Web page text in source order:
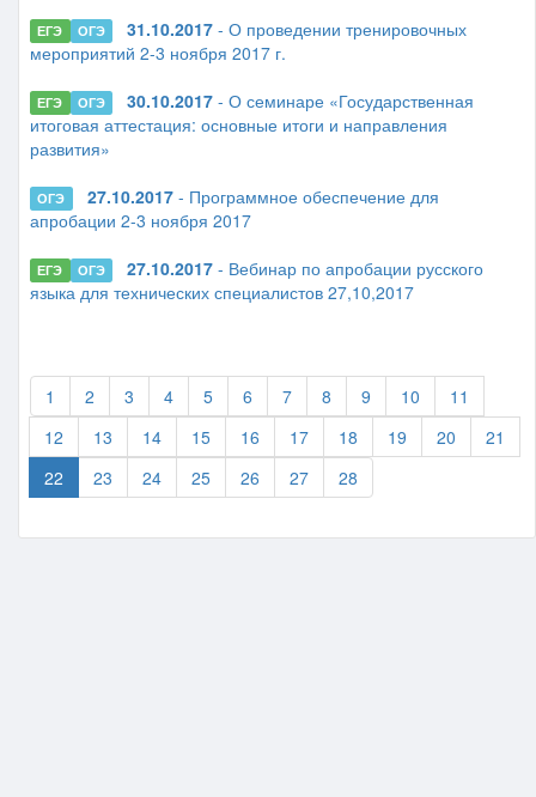
ЕГЭ ОГЭ 31.10.2017 - О проведении тренировочных
мероприятий 2-3 ноября 2017 г.
ЕГЭ ОГЭ 30.10.2017 - О семинаре «Государственная
итоговая аттестация: основные итоги и направления
развития»
ОГЭ 27.10.2017- Программное обеспечение для
апробации 2-3 ноября 2017
ЕГЭ ОГЭ 27.10.2017 - Вебинар по апробации русского
языка для технических специалистов 27,10,2017
1 2 3 4 5 6 7 8 9 10
11
12
13 14 15 16 17 18 19 20
21
22
23 24 25 26 27 28